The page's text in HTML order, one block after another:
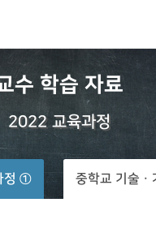
수 학습 자료
2022 교육과정
정 ① 중학교 기술